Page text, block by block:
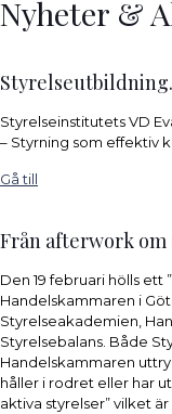
Nyheter &
Styrelseutbildning.
Styrelseinstitutets VD
– Styrning som effektiv
Gå till
Från afterwork
Den 19 februari hölls ett
Handelskammaren i
Styrelseakademien,
Styrelsebalans. Både
Handelskammaren
håller i rodret eller har
aktiva styrelser” vilket